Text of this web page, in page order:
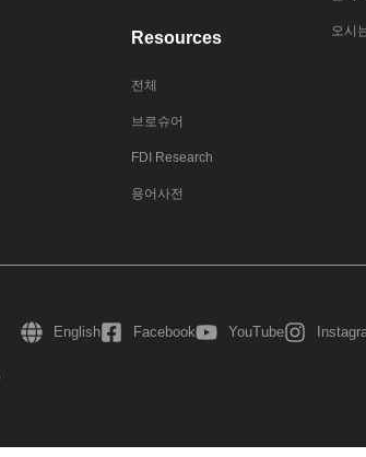
Resources
전체
브로슈어
FDI Research
용어사전
오시
English Facebook YouTube